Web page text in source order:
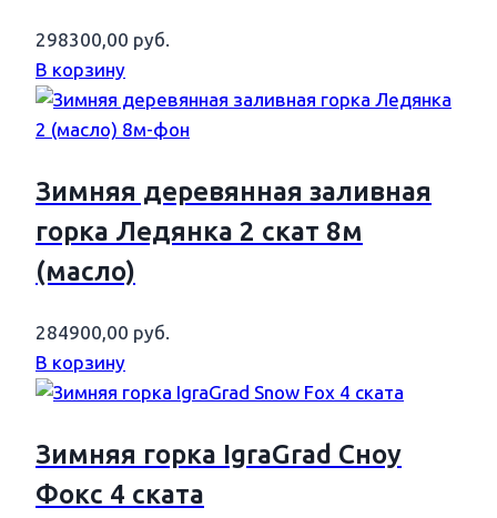
298300,00 руб.
В корзину
Зимняя деревянная заливная
горка Ледянка 2 скат 8м
(масло)
284900,00 руб.
В корзину
Зимняя горка IgraGrad Сноу
Фокс 4 ската